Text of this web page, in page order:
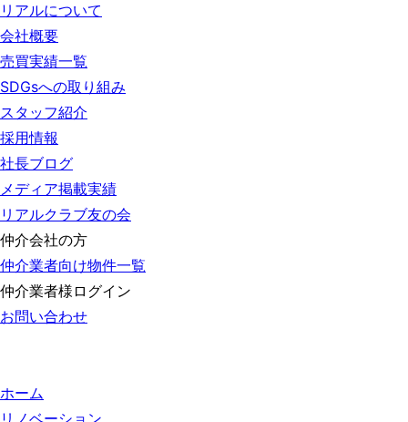
リアルについて
会社概要
売買実績一覧
SDGsへの取り組み
スタッフ紹介
採用情報
社長ブログ
メディア掲載実績
リアルクラブ友の会
仲介会社の方
仲介業者向け物件一覧
仲介業者様ログイン
お問い合わせ
ホーム
リノベーション